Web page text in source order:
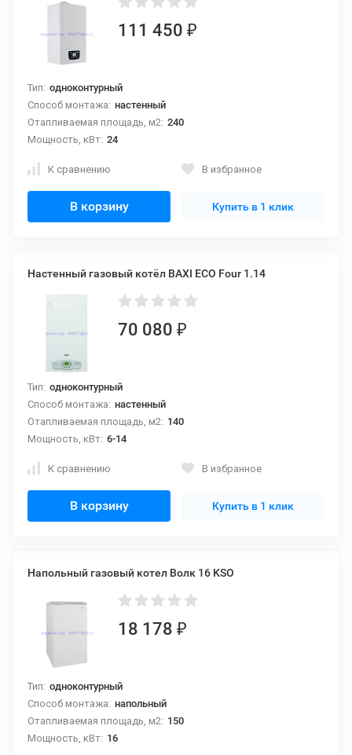
111 450 ₽
Тип: одноконтурный
Способ монтажа: настенный
Отапливаемая площадь, м2: 240
Мощность, кВт: 24
К сравнению В избранное
В корзину Купить в 1 клик
Настенный газовый котёл BAXI ECO Four 1.14
70 080 ₽
Тип: одноконтурный
Способ монтажа: настенный
Отапливаемая площадь, м2: 140
Мощность, кВт: 6-14
К сравнению В избранное
В корзину Купить в 1 клик
Напольный газовый котел Волк 16 KSO
18 178 ₽
Тип: одноконтурный
Способ монтажа: напольный
Отапливаемая площадь, м2: 150
Мощность, кВт: 16